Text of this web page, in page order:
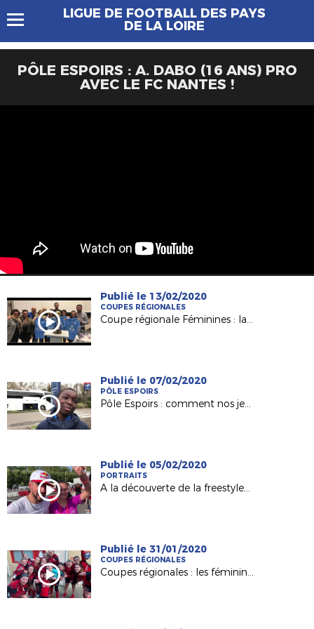
LIGUE DE FOOTBALL DES PAYS
DE LA LOIRE
PÔLE ESPOIRS : A. DABO (16 ANS) PRO
AVEC LE FC NANTES !
Publié le 13/02/2020
COUPES RÉGIONALES
Coupe régionale Féminines : la belle aventure de l'AC Nort sur Erdre
Publié le 07/02/2020
PÔLE ESPOIRS
Pôle Espoirs : comment nos jeunes abordent un match amical ?
Publié le 05/02/2020
PORTRAITS
A la découverte de la freestyleuse Alisson Langlade (Le Mans)
Publié le 31/01/2020
COUPES RÉGIONALES
Coupes régionales : les féminines de l'AEPR Rezé au déif du FC Nantes